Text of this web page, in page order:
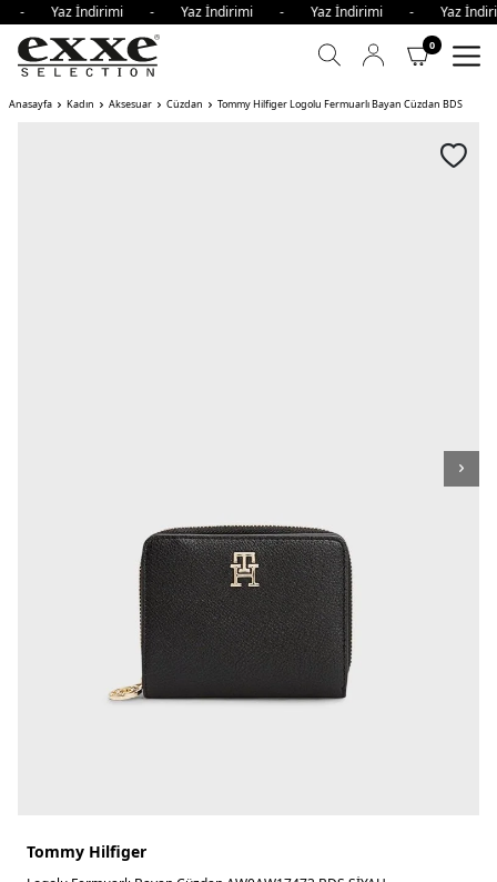
- Yaz İndirimi - Yaz İndirimi - Yaz İndirimi -
0
Anasayfa Kadın Aksesuar Cüzdan Tommy Hilfiger Logolu Fermuarlı Bayan Cüzdan BDS
Tommy Hilfiger